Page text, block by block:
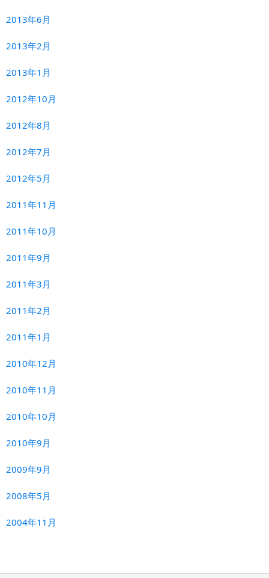
2013年6月
2013年2月
2013年1月
2012年10月
2012年8月
2012年7月
2012年5月
2011年11月
2011年10月
2011年9月
2011年3月
2011年2月
2011年1月
2010年12月
2010年11月
2010年10月
2010年9月
2009年9月
2008年5月
2004年11月